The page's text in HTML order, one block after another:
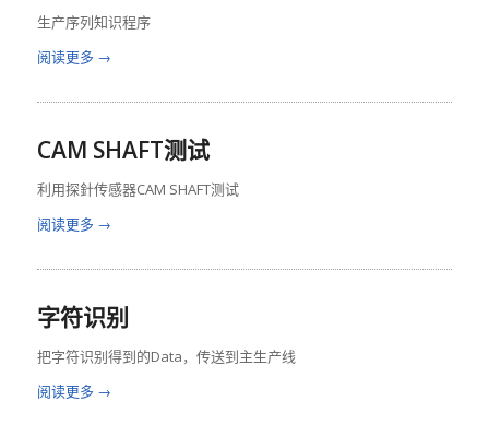
生产序列知识程序
阅读更多 →
CAM SHAFT测试
利用探針传感器CAM SHAFT测试
阅读更多 →
字符识别
把字符识别得到的Data，传送到主生产线
阅读更多 →